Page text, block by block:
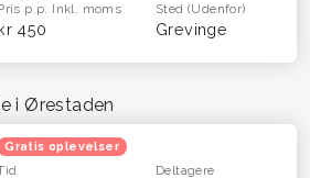
p.p. Inkl. moms
450
Sted(Udenfor)
Grevinge
i Ørestaden
Gratis oplevelser
Deltagere